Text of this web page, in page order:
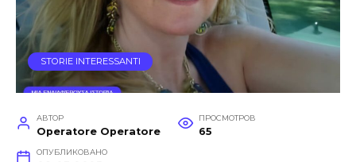
STORIE INTERESSANTI
АВТОР
Operatore Operatore
ПРОСМОТРОВ
65
ОПУБЛИКОВАНО